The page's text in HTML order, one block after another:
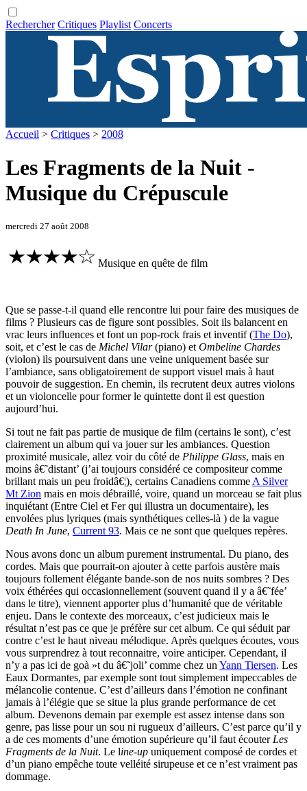
Rechercher Critiques Playlist Concerts
Accueil > Critiques > 2008
Les Fragments de la Nuit -
Musique du Crépuscule
mercredi 27 août 2008
Musique en quête de film
Que se passe-t-il quand elle rencontre lui pour faire des musiques de
films ? Plusieurs cas de figure sont possibles. Soit ils balancent en
vrac leurs influences et font un pop-rock frais et inventif (The Do),
soit, et c’est le cas de Michel Vilar(piano) et Ombeline Chardes
(violon) ils poursuivent dans une veine uniquement basée sur
l’ambiance, sans obligatoirement de support visuel mais à haut
pouvoir de suggestion. En chemin, ils recrutent deux autres violons
et un violoncelle pour former le quintette dont il est question
aujourd’hui.
Si tout ne fait pas partie de musique de film (certains le sont), c’est
clairement un album qui va jouer sur les ambiances. Question
proximité musicale, allez voir du côté de Philippe Glass, mais en
moins â€˜distant’ (j’ai toujours considéré ce compositeur comme
brillant mais un peu froidâ€¦), certains Canadiens comme A Silver
Mt Zion mais en mois débraillé, voire, quand un morceau se fait plus
inquiétant (Entre Ciel et Fer qui illustra un documentaire), les
envolées plus lyriques (mais synthétiques celles-là ) de la vague
Death In June, Current 93. Mais ce ne sont que quelques repères.
Nous avons donc un album purement instrumental. Du piano, des
cordes. Mais que pourrait-on ajouter à cette parfois austère mais
toujours follement élégante bande-son de nos nuits sombres ? Des
voix éthérées qui occasionnellement (souvent quand il y a â€˜fée’
dans le titre), viennent apporter plus d’humanité que de véritable
enjeu. Dans le contexte des morceaux, c’est judicieux mais le
résultat n’est pas ce que je préfère sur cet album. Ce qui séduit par
contre c’est le haut niveau mélodique. Après quelques écoutes, vous
vous surprendrez à tout reconnaitre, voire anticiper. Cependant, il
n’y a pas ici de goà »t du â€˜joli’ comme chez un Yann Tiersen. Les
Eaux Dormantes, par exemple sont tout simplement impeccables de
mélancolie contenue. C’est d’ailleurs dans l’émotion ne confinant
jamais à l’élégie que se situe la plus grande performance de cet
album. Devenons demain par exemple est assez intense dans son
genre, pas lisse pour un sou ni rugueux d’ailleurs. C’est parce qu’il y
a de ces moments d’une émotion supérieure qu’il faut écouter Les
Fragments de la Nuit. Le line-up uniquement composé de cordes et
d’un piano empêche toute velléité sirupeuse et ce n’est vraiment pas
dommage.